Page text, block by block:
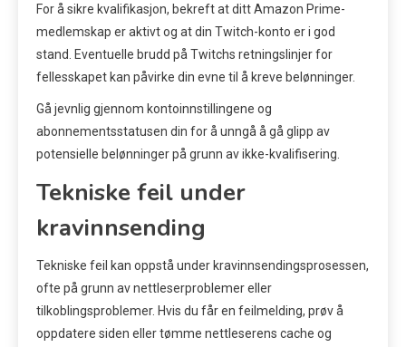
For å sikre kvalifikasjon, bekreft at ditt Amazon Prime-
medlemskap er aktivt og at din Twitch-konto er i god
stand. Eventuelle brudd på Twitchs retningslinjer for
fellesskapet kan påvirke din evne til å kreve belønninger.
Gå jevnlig gjennom kontoinnstillingene og
abonnementsstatusen din for å unngå å gå glipp av
potensielle belønninger på grunn av ikke-kvalifisering.
Tekniske feil under
kravinnsending
Tekniske feil kan oppstå under kravinnsendingsprosessen,
ofte på grunn av nettleserproblemer eller
tilkoblingsproblemer. Hvis du får en feilmelding, prøv å
oppdatere siden eller tømme nettleserens cache og